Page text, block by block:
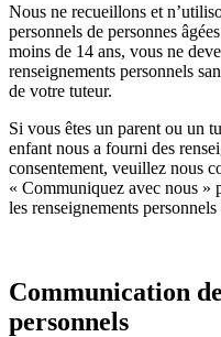
Nous ne recueillons et
personnels de personnes
moins de 14 ans, vous ne
renseignements personnels
de votre tuteur.
Si vous êtes un parent ou un
enfant nous a fourni des
consentement, veuillez nous
« Communiquez avec nous »
les renseignements
Communication
personnels